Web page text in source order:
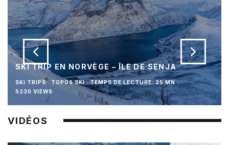
SKI TRIP EN NORVÈGE – ÎLE DE SENJA
SKI TRIPS TOPOS SKI · TEMPS DE LECTURE: 25 MN ·
5230 VIEWS
VIDÉOS